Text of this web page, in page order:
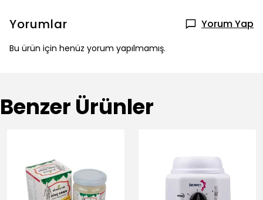
Yorumlar Yorum Yap
Bu ürün için henüz yorum yapılmamış.
Benzer Ürünler